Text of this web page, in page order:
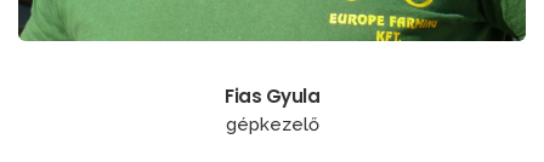
Fias Gyula
gépkezelő